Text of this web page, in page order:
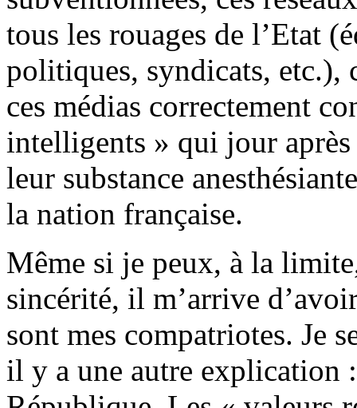
tous les rouages de l’Etat
politiques, syndicats, etc.),
ces médias correctement
intelligents » qui jour
leur substance
la nation française.
Même si je peux, à la
sincérité, il m’arrive
sont mes compatriotes. Je
il y a une autre explication